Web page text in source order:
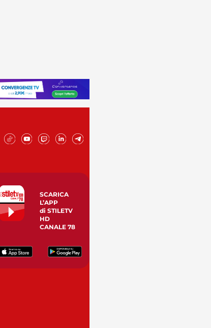
SCARICA
L’APP
di STILETV
HD
CANALE 78